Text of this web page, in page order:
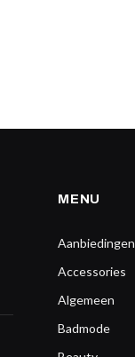
MENU
Aanbiedingen
Accessories
Algemeen
Badmode